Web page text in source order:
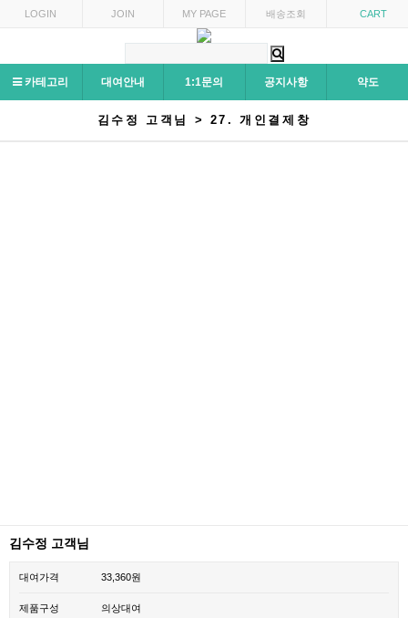
LOGIN JOIN MY PAGE 배송조회 CART
카테고리 대여안내 1:1문의 공지사항 약도
김수정 고객님 > 27. 개인결제창
김수정 고객님
대여가격 33,360원
제품구성 의상대여